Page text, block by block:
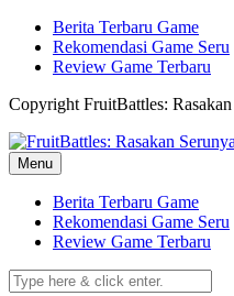
Skip
content
Berita Terbaru Game
Rekomendasi Game Seru
Review Game Terbaru
Copyright FruitBattles:
Menu
Berita Terbaru Game
Rekomendasi Game Seru
Review Game Terbaru